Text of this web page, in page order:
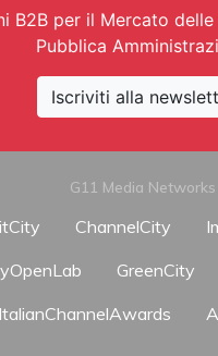
B2B per il Mercato
Pubblica
Iscriviti alla
G11 Media Networks
ChannelCity
GreenCity
ItalianChannelAwards